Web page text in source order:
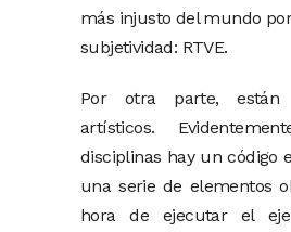
más injusto del mundo
subjetividad: RTVE.
Por otra parte, están
artísticos.
disciplinas hay un código
una serie de elementos
hora de ejecutar el